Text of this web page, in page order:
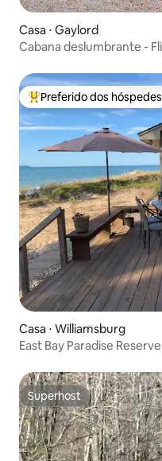
Casa ⋅ Gaylord
Cabana deslumbrante -
Entre os melhores
Preferido dos hóspedes
Casa ⋅ Williamsburg
East Bay Paradise
Superhost
Superhost